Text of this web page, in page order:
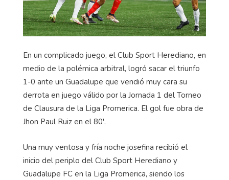
En un complicado juego, el Club Sport Herediano, en
medio de la polémica arbitral, logró sacar el triunfo
1-0 ante un Guadalupe que vendió muy cara su
derrota en juego válido por la Jornada 1 del Torneo
de Clausura de la Liga Promerica. El gol fue obra de
Jhon Paul Ruiz en el 80'.
Una muy ventosa y fría noche josefina recibió el
inicio del periplo del Club Sport Herediano y
Guadalupe FC en la Liga Promerica, siendo los